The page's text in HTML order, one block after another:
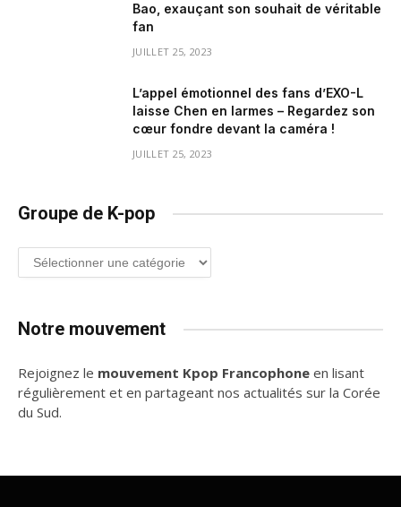
Bao, exauçant son souhait de véritable
fan
JUILLET 25, 2023
L’appel émotionnel des fans d’EXO-L
laisse Chen en larmes – Regardez son
cœur fondre devant la caméra !
JUILLET 25, 2023
Groupe de K-pop
Groupe
de
Notre mouvement
Rejoignez le mouvement Kpop Francophone en lisant
régulièrement et en partageant nos actualités sur la Corée
du Sud.